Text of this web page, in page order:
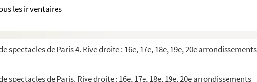
les inventaires
spectacles de Paris 4. Rive droite : 16e, 17e, 18e, 19e, 20e arrondissements
spectacles de Paris. Rive droite : 16e, 17e, 18e, 19e, 20e arrondissements
ou la mort de Zand
; Je vous aime monsieur Simon. Je vous enlève.